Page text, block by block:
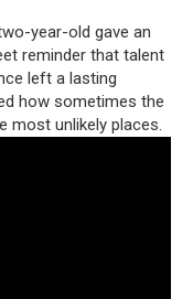
year-old gave an
reminder that talent
left a lasting
how sometimes the
most unlikely places.